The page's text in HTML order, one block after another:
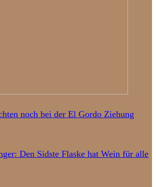
noch bei der El Gordo Ziehung
Den Sidste Flaske hat Wein für alle